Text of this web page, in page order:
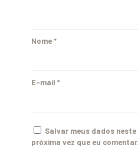
Nome*
E-mail *
Salvar meus dados
próxima vez que eu comentar.